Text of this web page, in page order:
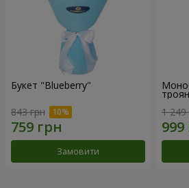
Букет "Blueberry"
843 грн
Замовити
1 249